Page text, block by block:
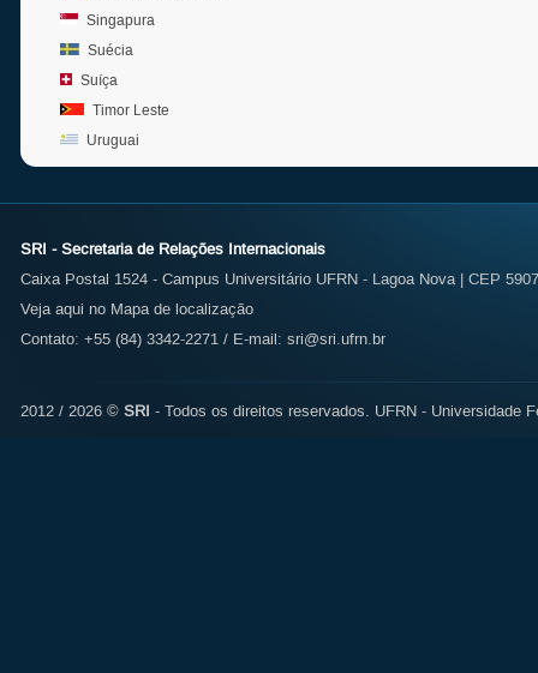
Singapura
Suécia
Suíça
Timor Leste
Uruguai
SRI - Secretaria de Relações Internacionais
Caixa Postal 1524 - Campus Universitário UFRN - Lagoa Nova | CEP
Veja aqui no Mapa de localização
Contato: +55 (84) 3342-2271 / E-mail: sri@sri.ufrn.br
2012 / 2026 © SRI - Todos os direitos reservados. UFRN - Universidade